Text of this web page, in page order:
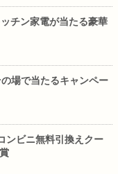
チン家電が当たる豪華
場で当たるキャンペー
ンビニ無料引換えクー